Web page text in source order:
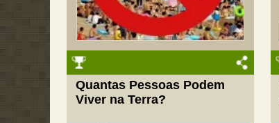
Quantas Pessoas Podem
Viver na Terra?